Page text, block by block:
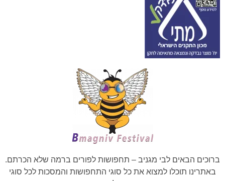
ברוכים הבאים לבי מגניב – תחפושות לפורים ברמה שלא הכרתם.
באתרינו תוכלו למצוא את כל סוגי התחפושות והמסכות לכל סוגי